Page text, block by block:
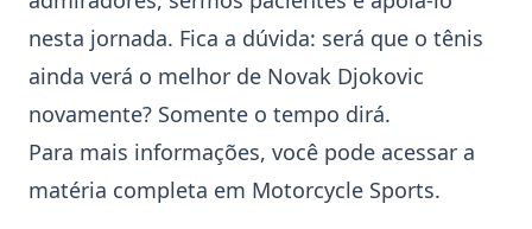
nesta jornada. Fica a dúvida: será que o tênis
ainda verá o melhor de Novak Djokovic
novamente? Somente o tempo dirá.
Para mais informações, você pode acessar a
matéria completa em Motorcycle Sports.